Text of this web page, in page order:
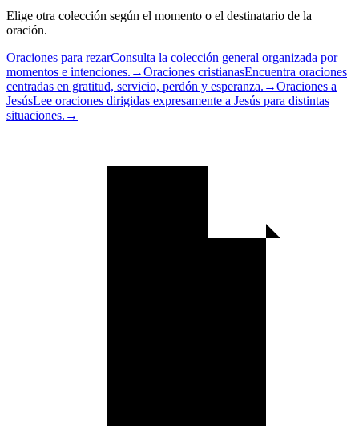
Elige otra colección según el momento o el destinatario de la
oración.
Oraciones para rezarConsulta la colección general organizada por
momentos e intenciones. →Oraciones cristianasEncuentra oraciones
centradas en gratitud, servicio, perdón y esperanza. →Oraciones a
JesúsLee oraciones dirigidas expresamente a Jesús para distintas
situaciones. →